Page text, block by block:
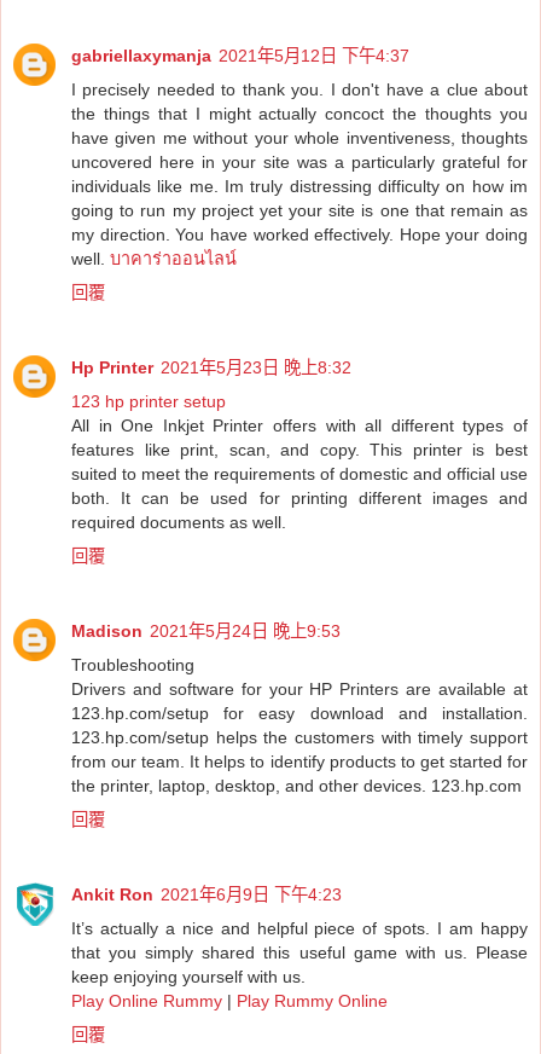
gabriellaxymanja 2021年5月12日 下午4:37
I precisely needed to thank you. I don't have a clue about
the things that I might actually concoct the thoughts you
have given me without your whole inventiveness, thoughts
uncovered here in your site was a particularly grateful for
individuals like me. Im truly distressing difficulty on how im
going to run my project yet your site is one that remain as
my direction. You have worked effectively. Hope your doing
well. บาคาร่าออนไลน์
回覆
Hp Printer 2021年5月23日 晚上8:32
123 hp printer setup
All in One Inkjet Printer offers with all different types of
features like print, scan, and copy. This printer is best
suited to meet the requirements of domestic and official use
both. It can be used for printing different images and
required documents as well.
回覆
Madison 2021年5月24日 晚上9:53
Troubleshooting
Drivers and software for your HP Printers are available at
123.hp.com/setup for easy download and installation.
123.hp.com/setup helps the customers with timely support
from our team. It helps to identify products to get started for
the printer, laptop, desktop, and other devices. 123.hp.com
回覆
Ankit Ron 2021年6月9日 下午4:23
It’s actually a nice and helpful piece of spots. I am happy
that you simply shared this useful game with us. Please
keep enjoying yourself with us.
Play Online Rummy | Play Rummy Online
回覆